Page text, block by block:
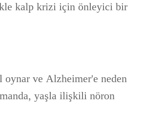
kalp krizi için önleyici bir
oynar ve Alzheimer'e neden
yaşla ilişkili nöron